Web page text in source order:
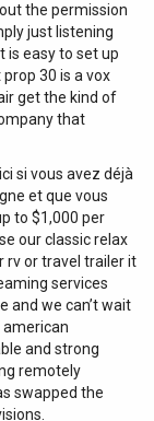
the permission
just listening
is easy to set up
30 is a vox
get the kind of
that
si vous avez déjà
et que vous
to $1,000 per
our classic relax
rv or travel trailer it
services
and we can’t wait
and strong
remotely
swapped the